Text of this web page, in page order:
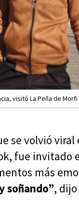
visitó La Peña de Morfi
se volvió
fue invitado
más
soñando”,